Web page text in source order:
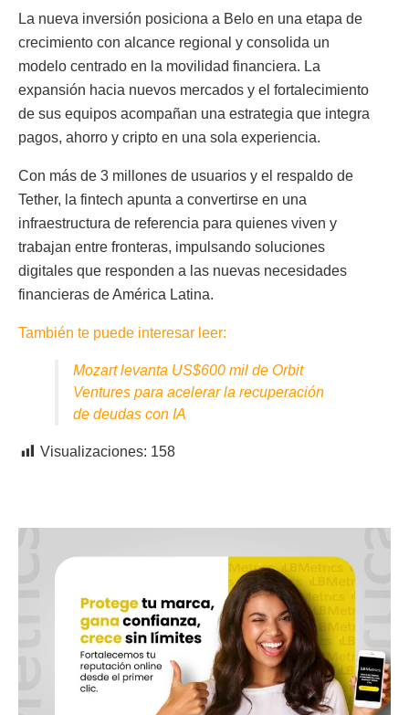
La nueva inversión posiciona a Belo en una etapa de
crecimiento con alcance regional y consolida un
modelo centrado en la movilidad financiera. La
expansión hacia nuevos mercados y el fortalecimiento
de sus equipos acompañan una estrategia que integra
pagos, ahorro y cripto en una sola experiencia.
Con más de 3 millones de usuarios y el respaldo de
Tether, la fintech apunta a convertirse en una
infraestructura de referencia para quienes viven y
trabajan entre fronteras, impulsando soluciones
digitales que responden a las nuevas necesidades
financieras de América Latina.
También te puede interesar leer:
Mozart levanta US$600 mil de Orbit
Ventures para acelerar la recuperación
de deudas con IA
Visualizaciones: 158